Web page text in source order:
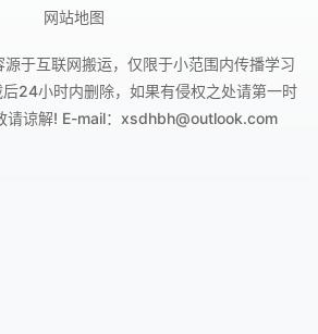
网站地图
于互联网搬运，仅限于小范围内传播学习
24小时内删除，如果有侵权之处请第一时
请谅解! E-mail：xsdhbh@outlook.com